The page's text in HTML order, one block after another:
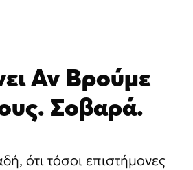
Αν Βρούμε
Σοβαρά.
ότι τόσοι επιστήμονες